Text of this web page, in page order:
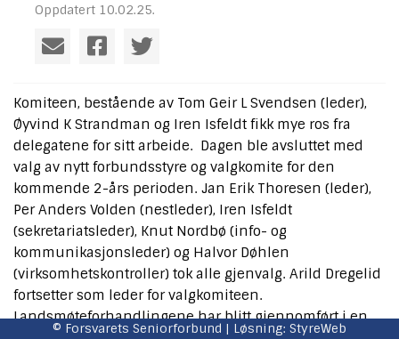
Oppdatert 10.02.25.
Komiteen, bestående av Tom Geir L Svendsen (leder),
Øyvind K Strandman og Iren Isfeldt fikk mye ros fra
delegatene for sitt arbeide. Dagen ble avsluttet med
valg av nytt forbundsstyre og valgkomite for den
kommende 2-års perioden. Jan Erik Thoresen (leder),
Per Anders Volden (nestleder), Iren Isfeldt
(sekretariatsleder), Knut Nordbø (info- og
kommunikasjonsleder) og Halvor Døhlen
(virksomhetskontroller) tok alle gjenvalg. Arild Dregelid
fortsetter som leder for valgkomiteen.
Landsmøteforhandlingene har blitt gjennomført i en
© Forsvarets Seniorforbund | Løsning: StyreWeb